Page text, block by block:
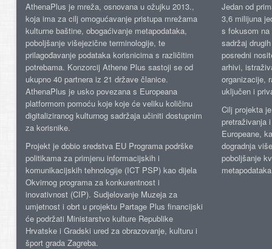
AthenaPlus je mreža, osnovana u ožujku 2013.,
koja ima za cilj omogućavanje pristupa mrežama
kulturne baštine, obogaćivanje metapodataka,
poboljšanje višejezične terminologije, te
prilagođavanje podataka korisnicima s različitim
potrebama. Konzorcij Athene Plus sastoji se od
ukupno 40 partnera iz 21 države članice.
AthenaPlus je usko povezana s Europeana
platformom pomoću koje koje će veliku količinu
digitaliziranog kulturnog sadržaja učiniti dostupnim
za korisnike.
Projekt je dobio sredstva EU Programa podrške
politikama za primjenu informacijskih i
komunikacijskih tehnologije (ICT PSP) kao dijela
Okvirnog programa za konkurentnost i
inovativnost (CIP). Sudjelovanje Muzeja za
umjetnost i obrt u projektu Partage Plus financijski
će podržati Ministarstvo kulture Republike
Hrvatske i Gradski ured za obrazovanje, kulturu i
šport grada Zagreba.
Jedan od
3,6 milijuna
s fokusom
sadržaj
posredni
arhivi,
organizacije,
uključen i
Cilj projekta
pretraživanja
Europeane,
dogradnja
poboljšanje